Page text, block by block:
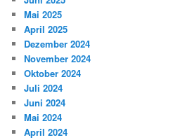
Mai 2025
April 2025
Dezember 2024
November 2024
Oktober 2024
Juli 2024
Juni 2024
Mai 2024
April 2024